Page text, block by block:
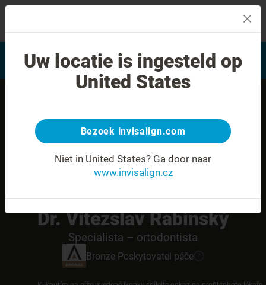
Hodnocení úsměvu
Najít poskytovatele léčby
Invisalign
Dr. Vítezslav Rabinský
Specialista – ortodontista
Bronze Poskytovatel péče
Uw locatie is ingesteld op
United States
Bezoek invisalign.com
Niet in United States? Ga door naar
www.invisalign.cz